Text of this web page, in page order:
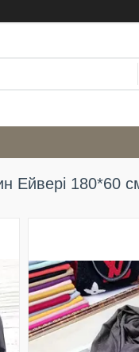
Ейвері 180*60